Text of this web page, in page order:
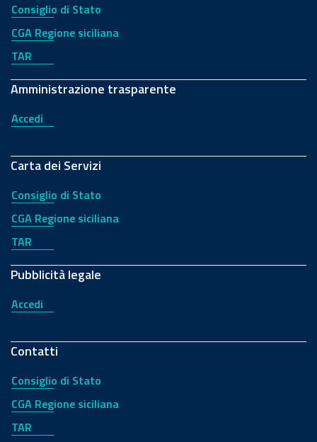
Consiglio di Stato
CGA Regione siciliana
TAR
Amministrazione trasparente
Accedi
Carta dei Servizi
Consiglio di Stato
CGA Regione siciliana
TAR
Pubblicità legale
Accedi
Contatti
Consiglio di Stato
CGA Regione siciliana
TAR